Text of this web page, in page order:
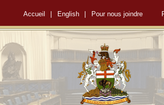
Accueil English Pour nous joindre